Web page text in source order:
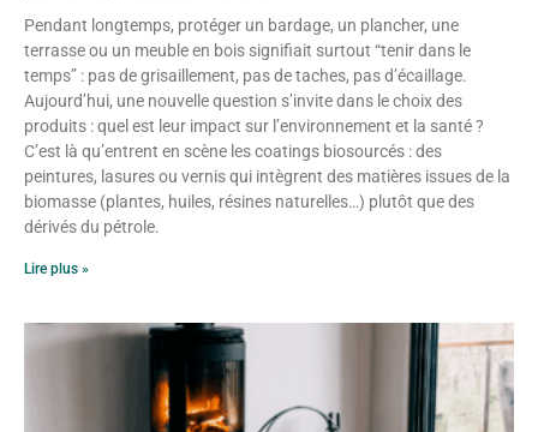
Pendant longtemps, protéger un bardage, un plancher, une
terrasse ou un meuble en bois signifiait surtout “tenir dans le
temps” : pas de grisaillement, pas de taches, pas d’écaillage.
Aujourd’hui, une nouvelle question s’invite dans le choix des
produits : quel est leur impact sur l’environnement et la santé ?
C’est là qu’entrent en scène les coatings biosourcés : des
peintures, lasures ou vernis qui intègrent des matières issues de la
biomasse (plantes, huiles, résines naturelles…) plutôt que des
dérivés du pétrole.
Lire plus »